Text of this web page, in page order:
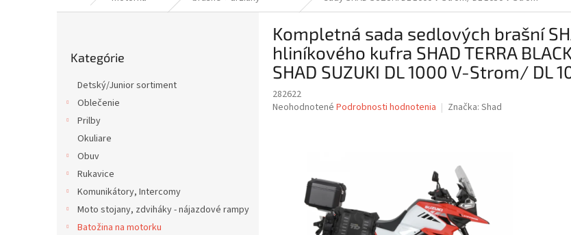
kategórie
Kategórie
Detský/Junior sortiment
Oblečenie
Prilby
Okuliare
Obuv
Rukavice
Komunikátory, Intercomy
Moto stojany, zdviháky - nájazdové rampy
Batožina na motorku
Kompletná sada sedlových brašní
hliníkového kufra SHAD TERRA
SHAD SUZUKI DL 1000 V-Strom/ DL
282622
Priemerné
hviezdičiek.
Neohodnotené Podrobnosti hodnotenia Značka: Shad